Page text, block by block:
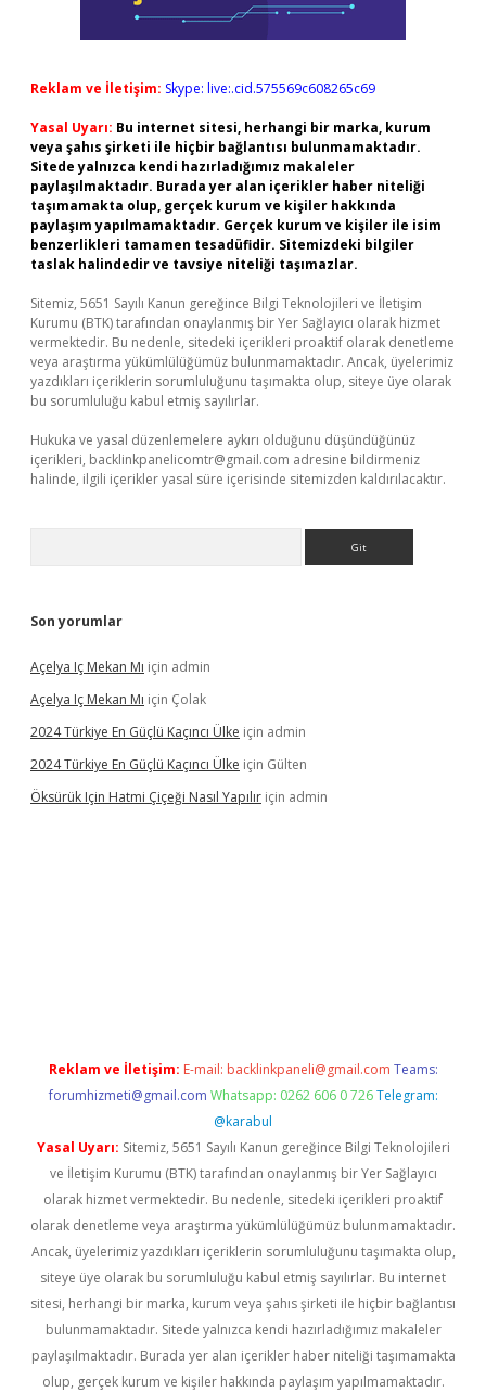
Reklam ve İletişim: Skype: live:.cid.575569c608265c69
Yasal Uyarı: Bu internet sitesi, herhangi bir marka, kurum
veya şahıs şirketi ile hiçbir bağlantısı bulunmamaktadır.
Sitede yalnızca kendi hazırladığımız makaleler
paylaşılmaktadır. Burada yer alan içerikler haber niteliği
taşımamakta olup, gerçek kurum ve kişiler hakkında
paylaşım yapılmamaktadır. Gerçek kurum ve kişiler ile isim
benzerlikleri tamamen tesadüfidir. Sitemizdeki bilgiler
taslak halindedir ve tavsiye niteliği taşımazlar.
Sitemiz, 5651 Sayılı Kanun gereğince Bilgi Teknolojileri ve İletişim
Kurumu (BTK) tarafından onaylanmış bir Yer Sağlayıcı olarak hizmet
vermektedir. Bu nedenle, sitedeki içerikleri proaktif olarak denetleme
veya araştırma yükümlülüğümüz bulunmamaktadır. Ancak, üyelerimiz
yazdıkları içeriklerin sorumluluğunu taşımakta olup, siteye üye olarak
bu sorumluluğu kabul etmiş sayılırlar.
Hukuka ve yasal düzenlemelere aykırı olduğunu düşündüğünüz
içerikleri, backlinkpanelicomtr@gmail.com adresine bildirmeniz
halinde, ilgili içerikler yasal süre içerisinde sitemizden kaldırılacaktır.
Son yorumlar
Açelya Iç Mekan Mı için admin
Açelya Iç Mekan Mı için Çolak
2024 Türkiye En Güçlü Kaçıncı Ülke için admin
2024 Türkiye En Güçlü Kaçıncı Ülke için Gülten
Öksürük Için Hatmi Çiçeği Nasıl Yapılır için admin
Reklam ve İletişim: E-mail: backlinkpaneli@gmail.com Teams:
forumhizmeti@gmail.com Whatsapp: 0262 606 0 726 Telegram:
@karabul
Yasal Uyarı: Sitemiz, 5651 Sayılı Kanun gereğince Bilgi Teknolojileri
ve İletişim Kurumu (BTK) tarafından onaylanmış bir Yer Sağlayıcı
olarak hizmet vermektedir. Bu nedenle, sitedeki içerikleri proaktif
olarak denetleme veya araştırma yükümlülüğümüz bulunmamaktadır.
Ancak, üyelerimiz yazdıkları içeriklerin sorumluluğunu taşımakta olup,
siteye üye olarak bu sorumluluğu kabul etmiş sayılırlar. Bu internet
sitesi, herhangi bir marka, kurum veya şahıs şirketi ile hiçbir bağlantısı
bulunmamaktadır. Sitede yalnızca kendi hazırladığımız makaleler
paylaşılmaktadır. Burada yer alan içerikler haber niteliği taşımamakta
olup, gerçek kurum ve kişiler hakkında paylaşım yapılmamaktadır.